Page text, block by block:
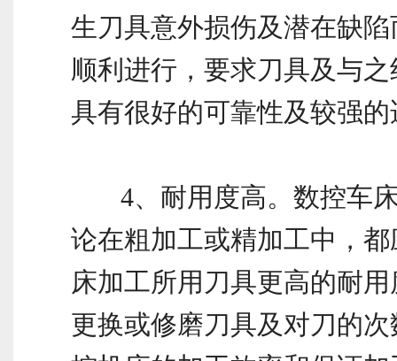
生刀具意外损伤及潜在缺
顺利进行，要求刀具及与
具有很好的可靠性及较强
4、耐用度高。数控车床
论在粗加工或精加工中，
床加工所用刀具更高的耐
更换或修磨刀具及对刀的